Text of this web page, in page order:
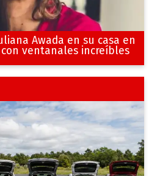
Awada en su casa en
ventanales increíbles